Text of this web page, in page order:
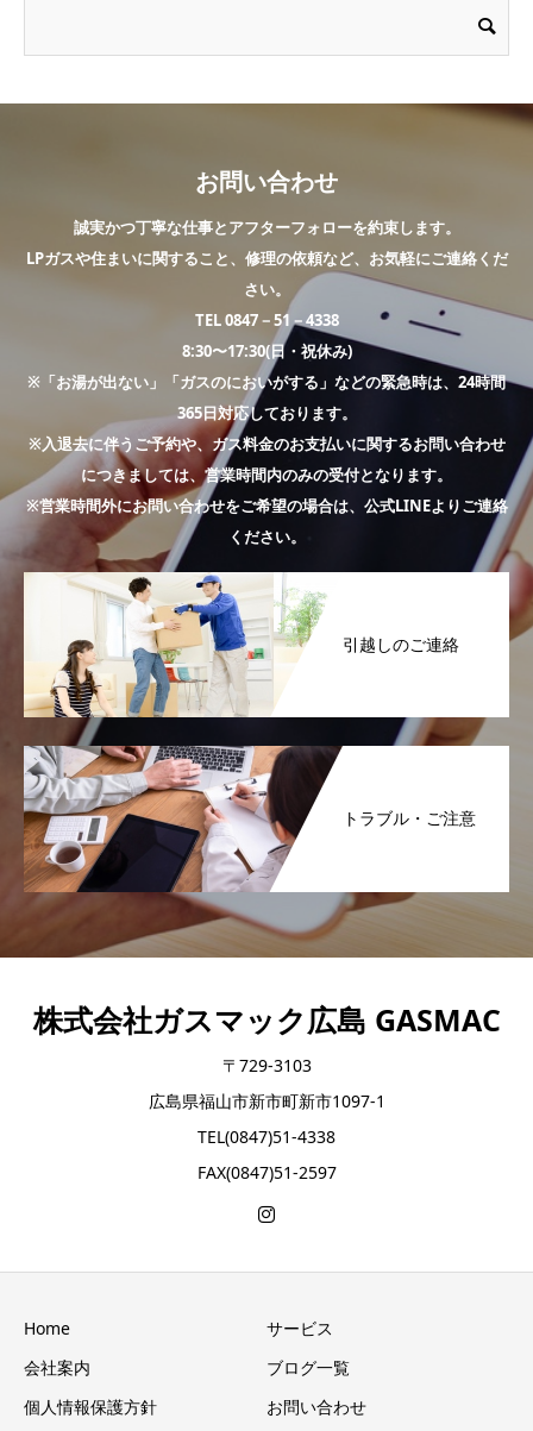
お問い合わせ
誠実かつ丁寧な仕事とアフターフォローを約束します。
LPガスや住まいに関すること、修理の依頼など、お気軽にご連絡くだ
さい。
TEL 0847－51－4338
8:30〜17:30(日・祝休み)
※「お湯が出ない」「ガスのにおいがする」などの緊急時は、24時間
365日対応しております。
※入退去に伴うご予約や、ガス料金のお支払いに関するお問い合わせ
につきましては、営業時間内のみの受付となります。
※営業時間外にお問い合わせをご希望の場合は、公式LINEよりご連絡
ください。
引越しのご連絡
トラブル・ご注意
株式会社ガスマック広島 GASMAC
〒729-3103
広島県福山市新市町新市1097-1
TEL(0847)51-4338
FAX(0847)51-2597
Home
サービス
会社案内
ブログ一覧
個人情報保護方針
お問い合わせ